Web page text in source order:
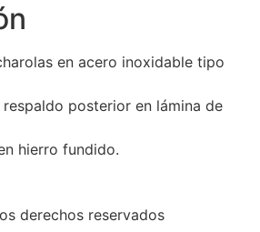
en acero inoxidable tipo
posterior en lámina de
hierro fundido.
derechos reservados